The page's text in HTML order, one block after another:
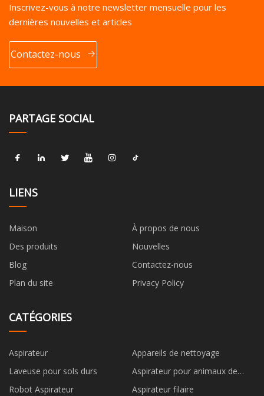
Inscrivez-vous à notre newsletter mensuelle pour les
dernières nouvelles et articles
Contactez-nous
PARTAGE SOCIAL
LIENS
Maison
À propos de nous
Des produits
Nouvelles
Blog
Contactez-nous
Plan du site
Privacy Policy
CATÉGORIES
Aspirateur
Appareils de nettoyage
Laveuse pour sols durs
Aspirateur pour animaux de
compagnie
Robot Aspirateur Aspirateur filaire